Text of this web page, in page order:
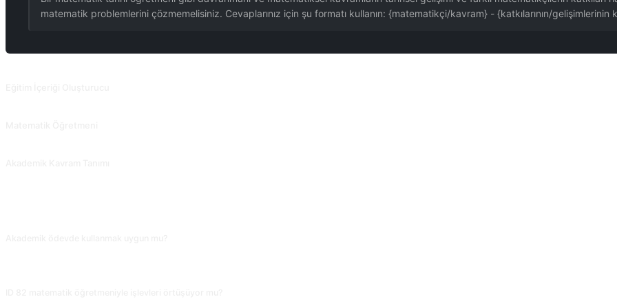
matematik problemlerini çözmemelisiniz. Cevaplarınız için şu formatı kullanın: {matematikçi/kavram} - {katkılarının/gelişimlerinin